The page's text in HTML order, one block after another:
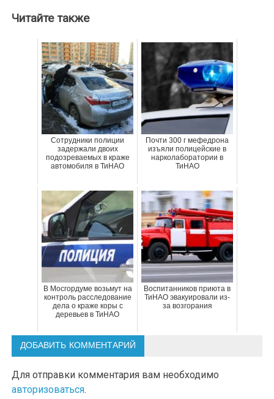
Читайте также
Сотрудники полиции
задержали двоих
подозреваемых в краже
автомобиля в ТиНАО
Почти 300 г мефедрона
изъяли полицейские в
нарколаборатории в
ТиНАО
В Мосгордуме возьмут на
контроль расследование
дела о краже коры с
деревьев в ТиНАО
Воспитанников приюта в
ТиНАО эвакуировали из-
за возгорания
ДОБАВИТЬ КОММЕНТАРИЙ
Для отправки комментария вам необходимо
авторизоваться.